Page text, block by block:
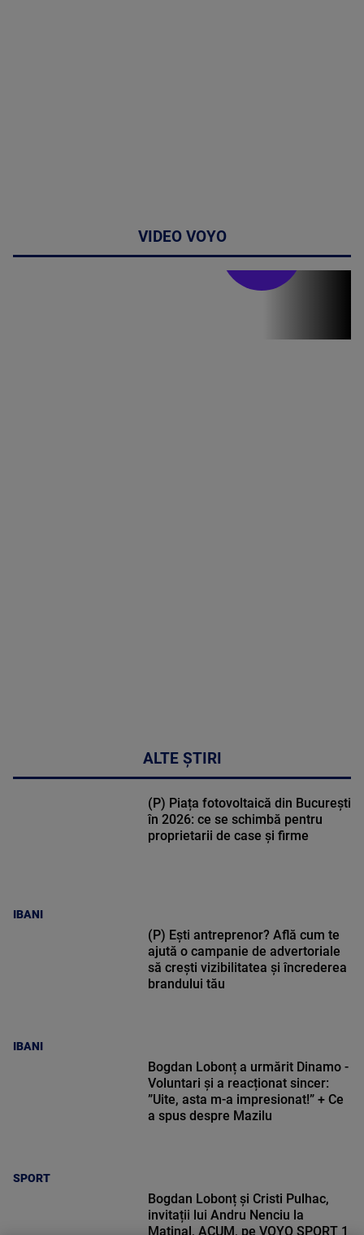
VIDEO VOYO
ALTE ȘTIRI
IBANI
(P) Piața fotovoltaică din București
în 2026: ce se schimbă pentru
proprietarii de case și firme
IBANI
(P) Ești antreprenor? Află cum te
ajută o campanie de advertoriale
să crești vizibilitatea și încrederea
brandului tău
SPORT
Bogdan Lobonț a urmărit Dinamo -
Voluntari și a reacționat sincer:
”Uite, asta m-a impresionat!” + Ce
a spus despre Mazilu
Bogdan Lobonț și Cristi Pulhac,
invitații lui Andru Nenciu la
Matinal, ACUM, pe VOYO SPORT 1